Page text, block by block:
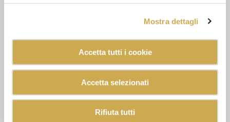
Mostra dettagli
Accetta tutti i cookie
Accetta selezionati
Rifiuta tutti